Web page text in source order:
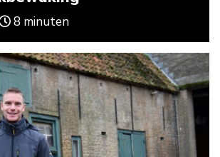
8 minuten